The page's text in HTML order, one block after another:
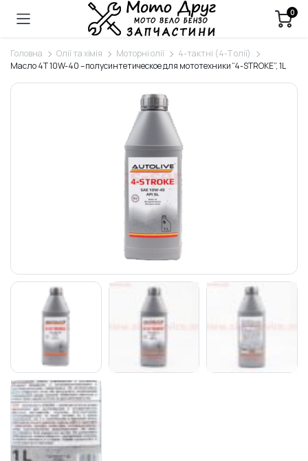
0
Головна Олії та хімія Моторні олії
4-тактні (4-Т олії)
Масло 4T 10W-40 – полусинтетическое для мототехники “4-STROKE”, 1L